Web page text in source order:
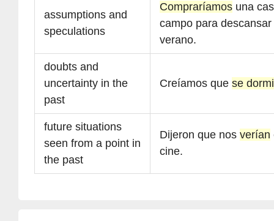
assumptions and
speculations
Compraríamos una
campo para descansar
verano.
doubts and
uncertainty in the
past
Creíamos que se
future situations
seen from a point in
the past
Dijeron que nos verían
cine.